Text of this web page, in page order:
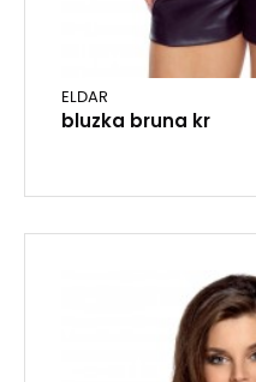
ELDAR
bluzka bruna kr